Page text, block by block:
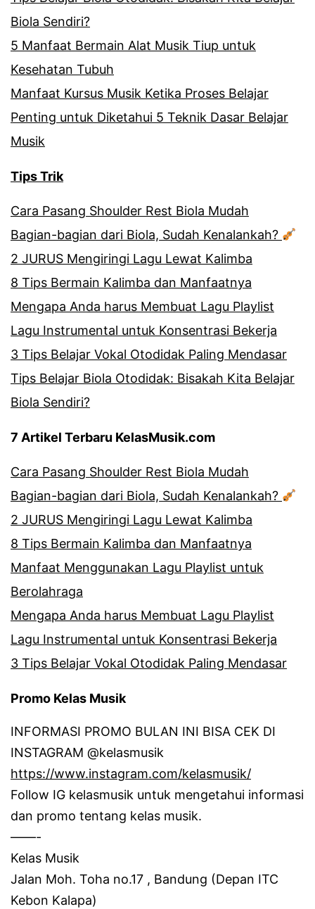
Biola Sendiri?
5 Manfaat Bermain Alat Musik Tiup untuk
Kesehatan Tubuh
Manfaat Kursus Musik Ketika Proses Belajar
Penting untuk Diketahui 5 Teknik Dasar Belajar
Musik
Tips Trik
Cara Pasang Shoulder Rest Biola Mudah
Bagian-bagian dari Biola, Sudah Kenalankah?
2 JURUS Mengiringi Lagu Lewat Kalimba
8 Tips Bermain Kalimba dan Manfaatnya
Mengapa Anda harus Membuat Lagu Playlist
Lagu Instrumental untuk Konsentrasi Bekerja
3 Tips Belajar Vokal Otodidak Paling Mendasar
Tips Belajar Biola Otodidak: Bisakah Kita Belajar
Biola Sendiri?
7 Artikel Terbaru KelasMusik.com
Cara Pasang Shoulder Rest Biola Mudah
Bagian-bagian dari Biola, Sudah Kenalankah?
2 JURUS Mengiringi Lagu Lewat Kalimba
8 Tips Bermain Kalimba dan Manfaatnya
Manfaat Menggunakan Lagu Playlist untuk
Berolahraga
Mengapa Anda harus Membuat Lagu Playlist
Lagu Instrumental untuk Konsentrasi Bekerja
3 Tips Belajar Vokal Otodidak Paling Mendasar
Promo Kelas Musik
INFORMASI PROMO BULAN INI BISA CEK DI
INSTAGRAM @kelasmusik
https://www.instagram.com/kelasmusik/
Follow IG kelasmusik untuk mengetahui informasi
dan promo tentang kelas musik.
——-
Kelas Musik
Jalan Moh. Toha no.17 , Bandung (Depan ITC
Kebon Kalapa)